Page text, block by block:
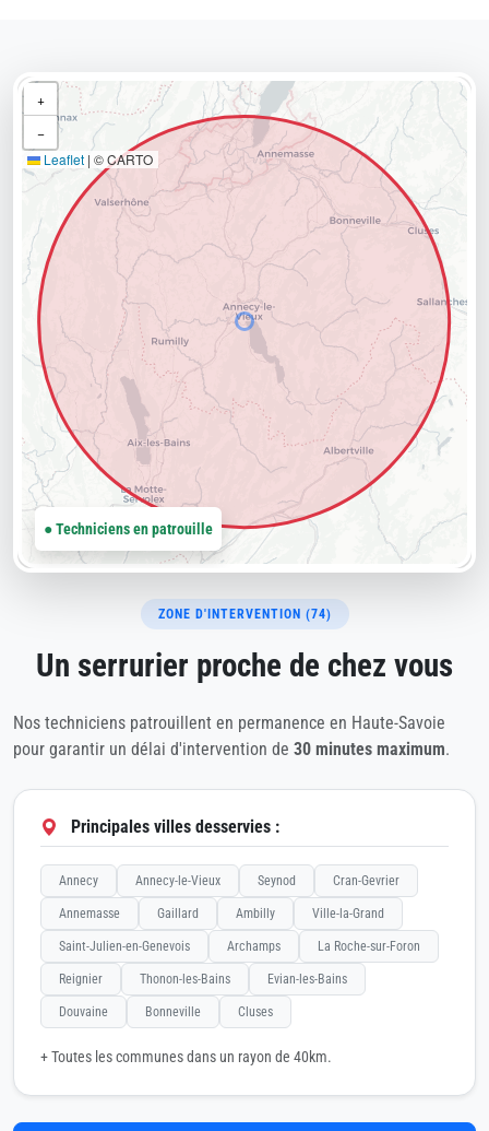
ZONE D'INTERVENTION (74)
Un serrurier proche de chez vous
Nos techniciens patrouillent en permanence en Haute-Savoie
pour garantir un délai d'intervention de 30 minutes maximum.
Principales villes desservies :
Annecy Annecy-le-Vieux Seynod Cran-Gevrier
Annemasse Gaillard Ambilly Ville-la-Grand
Saint-Julien-en-Genevois Archamps La Roche-sur-Foron
Reignier Thonon-les-Bains Evian-les-Bains
Douvaine Bonneville Cluses
+ Toutes les communes dans un rayon de 40km.
+
−
Leaflet | © CARTO
● Techniciens en patrouille